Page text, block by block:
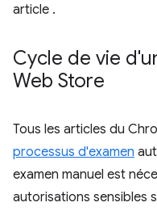
article .
Cycle de vie
Web Store
Tous les articles du
processus d'examen
examen manuel est
autorisations sensibles